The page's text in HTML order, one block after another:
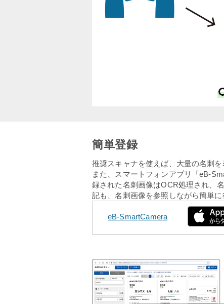
簡単登録
推奨スキャナを使えば、大量の名刺
また、スマートフォンアプリ「eB-
録された名刺画像はOCR処理され、
記も、名刺画像を参照しながら簡単に
eB-SmartCamera